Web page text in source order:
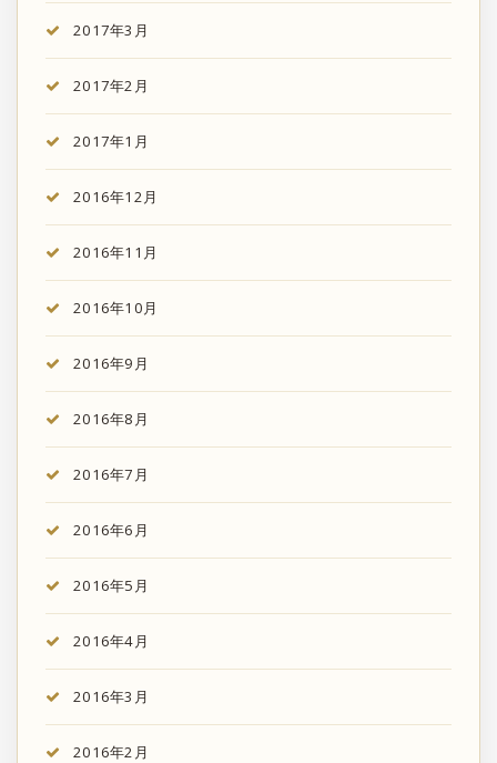
2017年3月
2017年2月
2017年1月
2016年12月
2016年11月
2016年10月
2016年9月
2016年8月
2016年7月
2016年6月
2016年5月
2016年4月
2016年3月
2016年2月